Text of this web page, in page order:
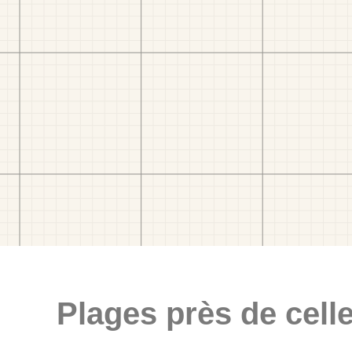
Plages près de